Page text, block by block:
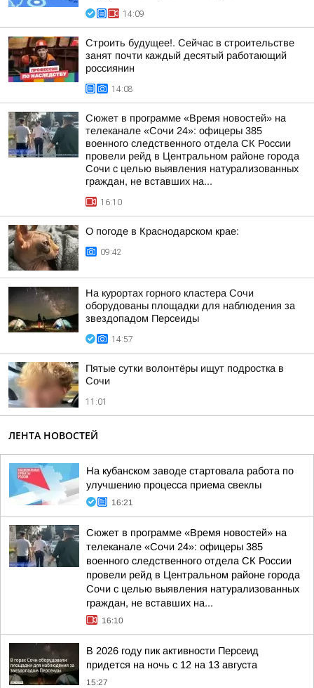
14:09
Строить будущее!. Сейчас в строительстве
занят почти каждый десятый работающий
россиянин
14:08
Сюжет в программе «Время новостей» на
телеканале «Сочи 24»: офицеры 385
военного следственного отдела СК России
провели рейд в Центральном районе города
Сочи с целью выявления натурализованных
граждан, не вставших на...
16:10
О погоде в Краснодарском крае:
09:42
На курортах горного кластера Сочи
оборудованы площадки для наблюдения за
звездопадом Персеиды
14:57
Пятые сутки волонтёры ищут подростка в
Сочи
11:01
ЛЕНТА НОВОСТЕЙ
На кубанском заводе стартовала работа по
улучшению процесса приема свеклы
16:21
Сюжет в программе «Время новостей» на
телеканале «Сочи 24»: офицеры 385
военного следственного отдела СК России
провели рейд в Центральном районе города
Сочи с целью выявления натурализованных
граждан, не вставших на...
16:10
В 2026 году пик активности Персеид
придется на ночь с 12 на 13 августа
15:27